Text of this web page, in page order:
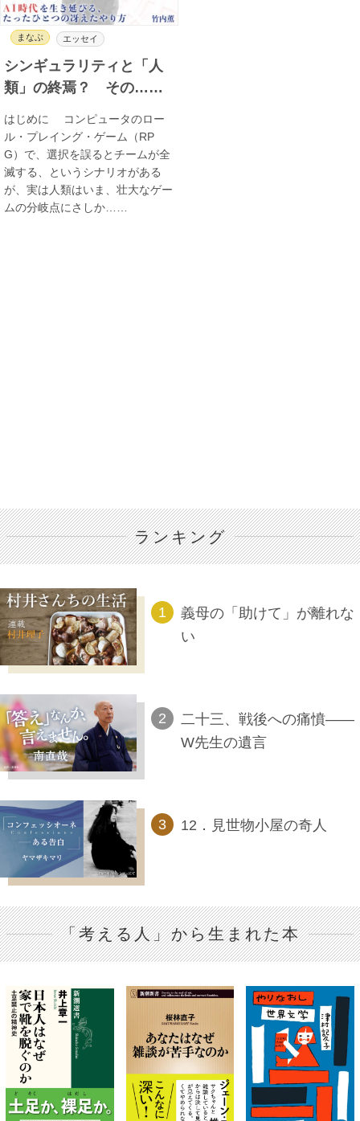
まなぶ エッセイ
シンギュラリティと「人
類」の終焉？ その……
はじめに コンピュータのロー
ル・プレイング・ゲーム（RP
G）で、選択を誤るとチームが全
滅する、というシナリオがある
が、実は人類はいま、壮大なゲー
ムの分岐点にさしか……
ランキング
義母の「助けて」が離れな
い
二十三、戦後への痛憤――
W先生の遺言
12．見世物小屋の奇人
「考える人」から生まれた本